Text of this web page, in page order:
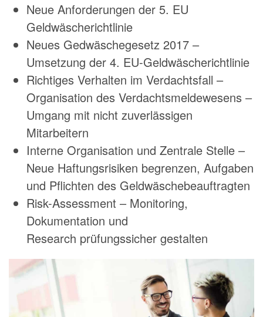
Neue Anforderungen der 5. EU
Geldwäscherichtlinie
Neues Gedwäschegesetz 2017 –
Umsetzung der 4. EU-Geldwäscherichtlinie
Richtiges Verhalten im Verdachtsfall –
Organisation des Verdachtsmeldewesens –
Umgang mit nicht zuverlässigen
Mitarbeitern
Interne Organisation und Zentrale Stelle –
Neue Haftungsrisiken begrenzen, Aufgaben
und Pflichten des Geldwäschebeauftragten
Risk-Assessment – Monitoring,
Dokumentation und
Research prüfungssicher gestalten